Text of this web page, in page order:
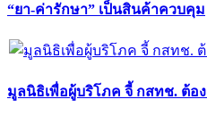
“ยา-ค่ารักษา” เป็นสินค้าควบคุม
มูลนิธิเพื่อผู้บริโภค จี้ กสทช. ต้อ